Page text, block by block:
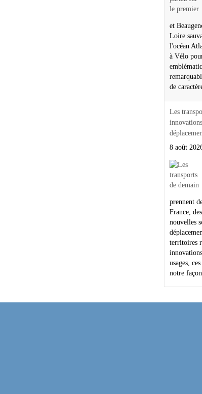
et
Loire
l'océan
à Vélo
de
Les
8 août
prennent
France,
nouvelles
territoires
usages,
notre